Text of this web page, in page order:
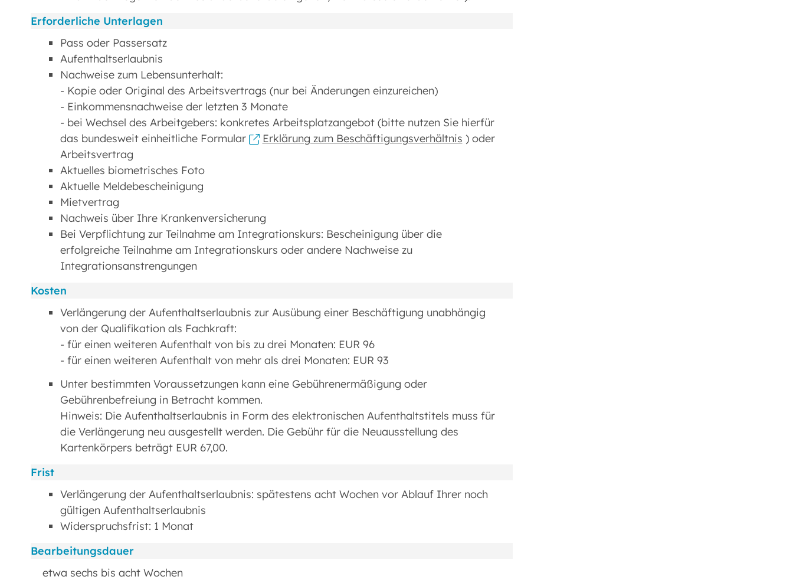
Erforderliche Unterlagen
Pass oder Passersatz
Aufenthaltserlaubnis
Nachweise zum Lebensunterhalt:
- Kopie oder Original des Arbeitsvertrags (nur bei Änderungen einzureichen)
- Einkommensnachweise der letzten 3 Monate
- bei Wechsel des Arbeitgebers: konkretes Arbeitsplatzangebot (bitte nutzen Sie hierfür
das bundesweit einheitliche Formular
Erklärung zum Beschäftigungsverhältnis ) oder
Arbeitsvertrag
Aktuelles biometrisches Foto
Aktuelle Meldebescheinigung
Mietvertrag
Nachweis über Ihre Krankenversicherung
Bei Verpflichtung zur Teilnahme am Integrationskurs: Bescheinigung über die
erfolgreiche Teilnahme am Integrationskurs oder andere Nachweise zu
Integrationsanstrengungen
Kosten
Verlängerung der Aufenthaltserlaubnis zur Ausübung einer Beschäftigung unabhängig
von der Qualifikation als Fachkraft:
- für einen weiteren Aufenthalt von bis zu drei Monaten: EUR 96
- für einen weiteren Aufenthalt von mehr als drei Monaten: EUR 93
Unter bestimmten Voraussetzungen kann eine Gebührenermäßigung oder
Gebührenbefreiung in Betracht kommen.
Hinweis: Die Aufenthaltserlaubnis in Form des elektronischen Aufenthaltstitels muss für
die Verlängerung neu ausgestellt werden. Die Gebühr für die Neuausstellung des
Kartenkörpers beträgt EUR 67,00.
Frist
Verlängerung der Aufenthaltserlaubnis: spätestens acht Wochen vor Ablauf Ihrer noch
gültigen Aufenthaltserlaubnis
Widerspruchsfrist: 1 Monat
Bearbeitungsdauer
etwa sechs bis acht Wochen